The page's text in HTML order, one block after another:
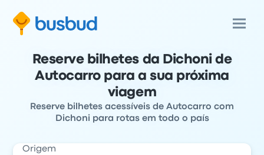
Reserve bilhetes da Dichoni de
Autocarro para a sua próxima
viagem
Reserve bilhetes acessíveis de Autocarro com
Dichoni para rotas em todo o país
Origem